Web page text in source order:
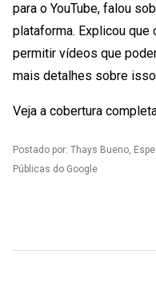
para o YouTube, falou
plataforma. Explicou que
permitir vídeos que
mais detalhes sobre isso
Veja a cobertura
Postado por: Thays Bueno,
Públicas do Google